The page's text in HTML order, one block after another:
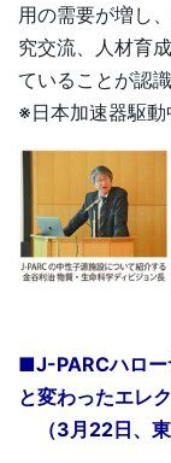
用の需要が増し
究交流、人材育
ていることが認
※日本加速器駆
■J-PARCハロー
と変わったエレ
（3月22日、東